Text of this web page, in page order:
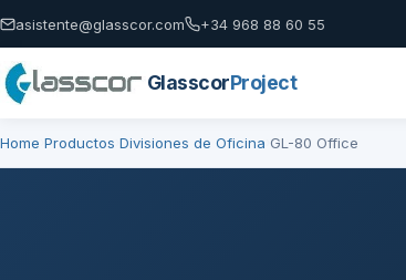
asistente@glasscor.com +34 968 88 60 55
GlasscorProject
Home Productos Divisiones de Oficina GL-80 Office